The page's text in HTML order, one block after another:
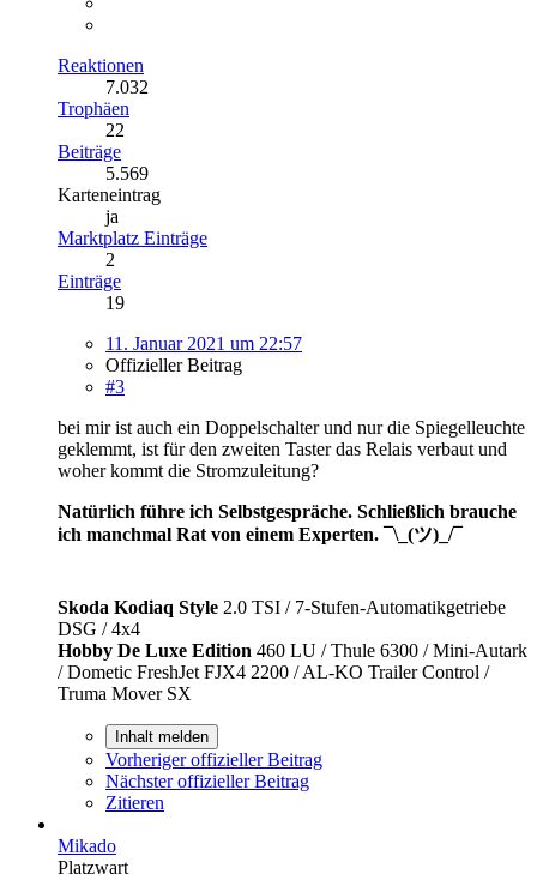
Reaktionen
7.032
Trophäen
22
Beiträge
5.569
Karteneintrag
ja
Marktplatz Einträge
2
Einträge
19
11. Januar 2021 um 22:57
Offizieller Beitrag
#3
bei mir ist auch ein Doppelschalter und nur die Spiegelleuchte
geklemmt, ist für den zweiten Taster das Relais verbaut und
woher kommt die Stromzuleitung?
Natürlich führe ich Selbstgespräche. Schließlich brauche
ich manchmal Rat von einem Experten. ¯\_(ツ)_/¯
Skoda Kodiaq Style 2.0 TSI / 7-Stufen-Automatikgetriebe
DSG / 4x4
Hobby De Luxe Edition 460 LU / Thule 6300 / Mini-Autark
/ Dometic FreshJet FJX4 2200 / AL-KO Trailer Control /
Truma Mover SX
Inhalt melden
Vorheriger offizieller Beitrag
Nächster offizieller Beitrag
Zitieren
Mikado
Platzwart